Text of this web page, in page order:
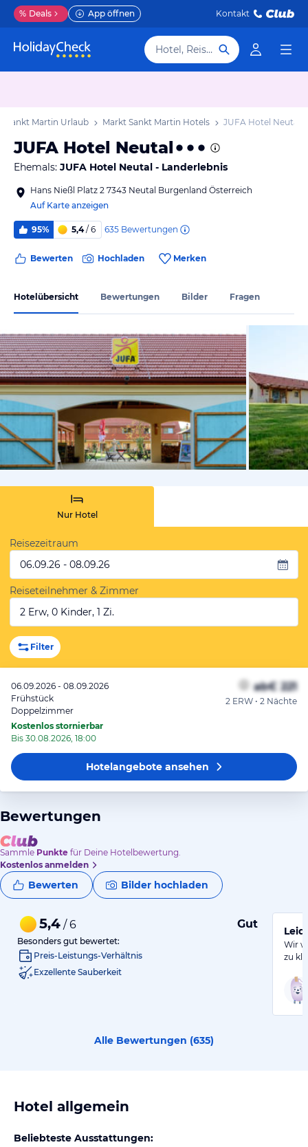
% Deals App öffnen Kontakt
Hotel, Reiseziel
Sankt Martin Urlaub Markt Sankt Martin Hotels JUFA Hotel Neutal
JUFA Hotel Neutal
Ehemals: JUFA Hotel Neutal - Landerlebnis
Hans Nießl Platz 2 7343 Neutal Burgenland Österreich
Auf Karte anzeigen
95% 5,4/ 6 635 Bewertungen
Bewerten Hochladen Merken
Hotelübersicht Bewertungen Bilder Fragen
vom
Nur Hotel
Reisezeitraum
06.09.26 - 08.09.26
Reiseteilnehmer & Zimmer
2 Erw, 0 Kinder, 1 Zi.
Filter
06.09.2026 - 08.09.2026
Frühstück
Doppelzimmer
Kostenlos stornierbar
Bis 30.08.2026, 18:00
ab€ 221
2 ERW • 2 Nächte
Hotelangeboteansehen
Bewertungen
Sammle Punkte für Deine Hotelbewertung.
Kostenlos anmelden
Bewerten Bilder hochladen
5,4 / 6 Gut
Besonders gut bewertet:
Preis-Leistungs-Verhältnis
Exzellente Sauberkeit
Wir
zu
Alle Bewertungen (635)
Hotel allgemein
Beliebteste Ausstattungen: